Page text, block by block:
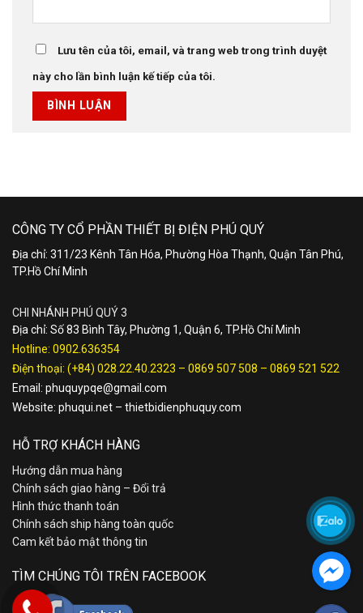
Lưu tên của tôi, email, và trang web trong trình duyệt
này cho lần bình luận kế tiếp của tôi.
CÔNG TY CỔ PHẦN THIẾT BỊ ĐIỆN PHÚ QUÝ
Địa chỉ: 311/23 Kênh Tân Hóa, Phường Hòa Thạnh, Quận Tân Phú,
TP.Hồ Chí Minh
CHI NHÁNH PHÚ QUÝ 3
Địa chỉ: Số 83 Bình Tây, Phường 1, Quận 6, TP.Hồ Chí Minh
Hotline: 0902.636354
Điện thoại: (+84) 028.22.40.2323 – 0869 507 508 – 0869 521 522
Email: phuquypqe@gmail.com
Website: phuqui.net – thietbidienphuquy.com
HỖ TRỢ KHÁCH HÀNG
Hướng dẫn mua hàng
Chính sách giao hàng – Đổi trả
Hình thức thanh toán
Chính sách ship hàng toàn quốc
Cam kết bảo mật thông tin
TÌM CHÚNG TÔI TRÊN FACEBOOK